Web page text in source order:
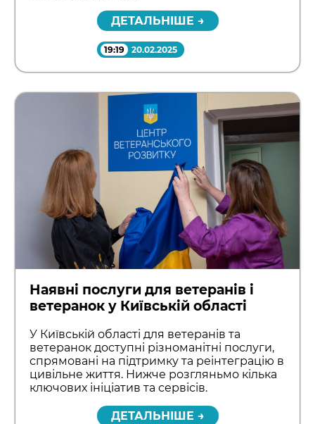
ДЕТАЛЬНІШЕ →
19:19 20.02.2025
Наявні послуги для ветеранів і
ветеранок у Київській області
У Київській області для ветеранів та
ветеранок доступні різноманітні послуги,
спрямовані на підтримку та реінтеграцію в
цивільне життя. Нижче розгляньмо кілька
ключових ініціатив та сервісів.
ДЕТАЛЬНІШЕ →